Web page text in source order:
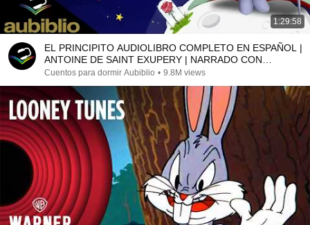
1:29:58
EL PRINCIPITO AUDIOLIBRO COMPLETO EN ESPAÑOL |
ANTOINE DE SAINT EXUPERY | NARRADO CON
IMAGENES
Cuentos para dormir Aubiblio • 9.8M views